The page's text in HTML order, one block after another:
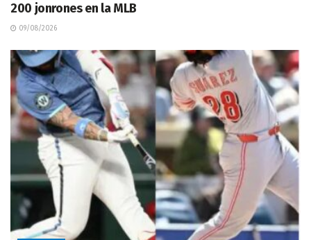
200 jonrones en la MLB
09/08/2026